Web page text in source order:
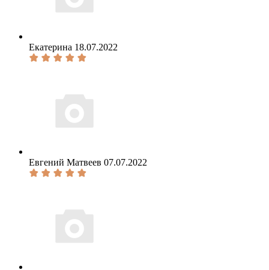
Екатерина 18.07.2022
Евгений Матвеев 07.07.2022